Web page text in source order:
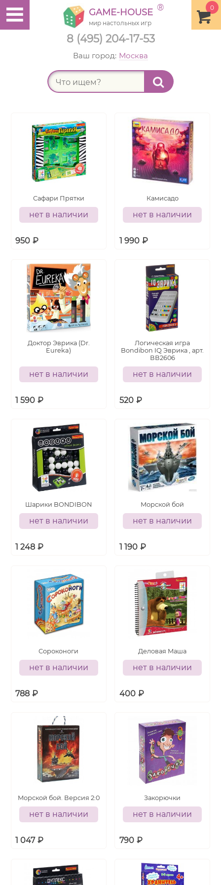
8 (495) 204-17-53
0
GAME-HOUSE ®
мир настольных игр
Ваш город: Москва
Сафари Прятки
нет в наличии
950 ₽
Камисадо
нет в наличии
1 990 ₽
Доктор Эврика (Dr.
Eureka)
нет в наличии
1 590 ₽
Логическая игра
Bondibon IQ Эврика , арт.
ВВ2606
нет в наличии
520 ₽
Шарики BONDIBON
нет в наличии
1 248 ₽
Морской бой
нет в наличии
1 190 ₽
Сороконоги
нет в наличии
788 ₽
Деловая Маша
нет в наличии
400 ₽
Морской бой. Версия 2:0
нет в наличии
1 047 ₽
Закорючки
нет в наличии
790 ₽